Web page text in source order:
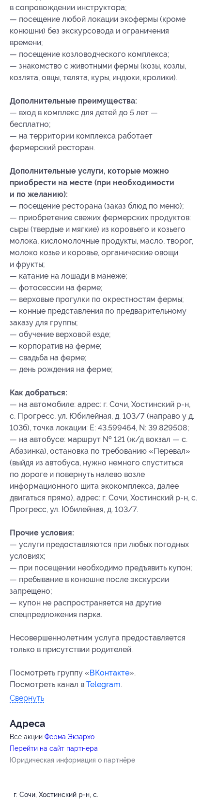
в сопровождении инструктора;
— посещение любой локации экофермы (кроме
конюшни) без экскурсовода и ограничения
времени;
— посещение козловодческого комплекса;
— знакомство с животными фермы (козы, козлы,
козлята, овцы, телята, куры, индюки, кролики).
Дополнительные преимущества:
— вход в комплекс для детей до 5 лет —
бесплатно;
— на территории комплекса работает
фермерский ресторан.
Дополнительные услуги, которые можно
приобрести на месте (при необходимости
и по желанию):
— посещение ресторана (заказ блюд по меню);
— приобретение свежих фермерских продуктов:
сыры (твердые и мягкие) из коровьего и козьего
молока, кисломолочные продукты, масло, творог,
молоко козье и коровье, органические овощи
и фрукты;
— катание на лошади в манеже;
— фотосессии на ферме;
— верховые прогулки по окрестностям фермы;
— конные представления по предварительному
заказу для группы;
— обучение верховой езде;
— корпоратив на ферме;
— свадьба на ферме;
— день рождения на ферме;
Как добраться:
— на автомобиле: адрес: г. Сочи, Хостинский р-н,
с. Прогресс, ул. Юбилейная, д. 103/7 (направо у д.
103б), точка локации: Е: 43.599464, N: 39.829508;
— на автобусе: маршрут № 121 (ж/д вокзал — с.
Абазинка), остановка по требованию «Перевал»
(выйдя из автобуса, нужно немного спуститься
по дороге и повернуть налево возле
информационного щита экокомплекса, далее
двигаться прямо), адрес: г. Сочи, Хостинский р-н, с.
Прогресс, ул. Юбилейная, д. 103/7.
Прочие условия:
— услуги предоставляются при любых погодных
условиях;
— при посещении необходимо предъявить купон;
— пребывание в конюшне после экскурсии
запрещено;
— купон не распространяется на другие
спецпредложения парка.
Несовершеннолетним услуга предоставляется
только в присутствии родителей.
Посмотреть группу «ВКонтакте».
Посмотреть канал в Telegram.
Свернуть
Адресa
Все акции Ферма Экзархо
Перейти на сайт партнера
Юридическая информация о партнёре
г. Сочи, Хостинский р-н, с.